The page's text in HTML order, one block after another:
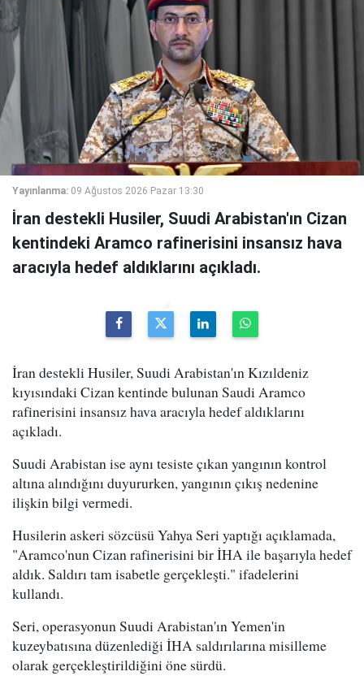
Yayınlanma: 09 Ağustos 2026 Pazar 13:30
İran destekli Husiler, Suudi Arabistan'ın Cizan
kentindeki Aramco rafinerisini insansız hava
aracıyla hedef aldıklarını açıkladı.
İran destekli Husiler, Suudi Arabistan'ın Kızıldeniz
kıyısındaki Cizan kentinde bulunan Saudi Aramco
rafinerisini insansız hava aracıyla hedef aldıklarını
açıkladı.
Suudi Arabistan ise aynı tesiste çıkan yangının kontrol
altına alındığını duyururken, yangının çıkış nedenine
ilişkin bilgi vermedi.
Husilerin askeri sözcüsü Yahya Seri yaptığı açıklamada,
"Aramco'nun Cizan rafinerisini bir İHA ile başarıyla hedef
aldık. Saldırı tam isabetle gerçekleşti." ifadelerini
kullandı.
Seri, operasyonun Suudi Arabistan'ın Yemen'in
kuzeybatısına düzenlediği İHA saldırılarına misilleme
olarak gerçekleştirildiğini öne sürdü.